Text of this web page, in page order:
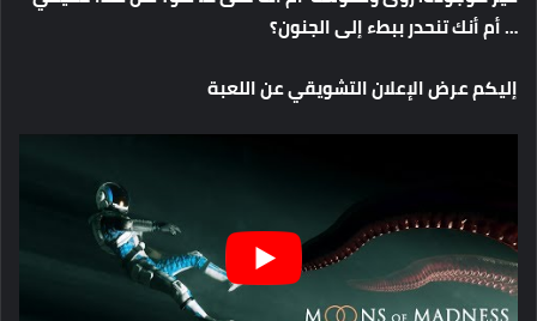
… أم أنك تنحدر ببطء إلى الجنون؟
إليكم عرض الإعلان التشويقي عن اللعبة